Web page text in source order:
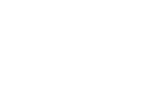
años